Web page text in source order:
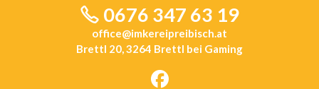
0676 347 63 19
office@imkereipreibisch.at
Brettl 20, 3264 Brettl bei Gaming